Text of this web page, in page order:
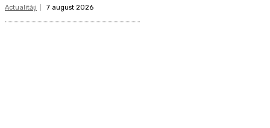
Actualităţi 7 august 2026